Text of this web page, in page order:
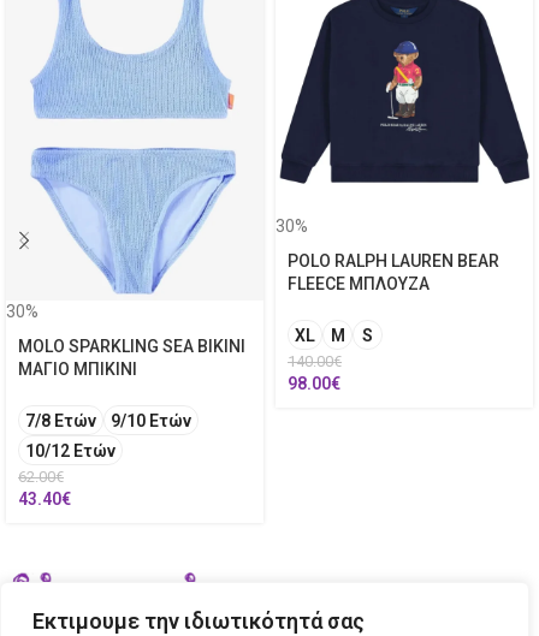
Εκτιμουμε την ιδιωτικότητά σας
30%
MOLO SPARKLING SEA BIKINI
ΜΑΓΙΟ ΜΠΙΚΙΝΙ
7/8 Ετών
9/10 Ετών
10/12 Ετών
62.00€
43.40€
30%
POLO RALPH LAUREN BEAR
FLEECE ΜΠΛΟΥΖΑ
XL M S
140.00€
98.00€